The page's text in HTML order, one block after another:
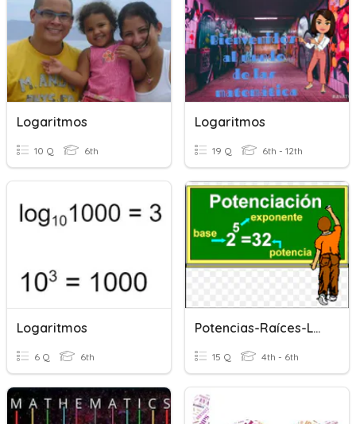
Logaritmos
10 Q 6th
Logaritmos
19 Q 6th - 12th
Logaritmos
6 Q 6th
Potencias-Raíces-Logaritmos
15 Q 4th - 6th